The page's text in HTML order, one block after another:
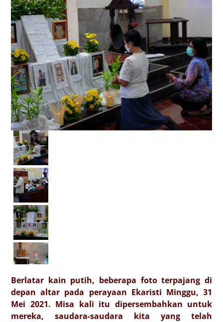
Berlatar kain putih, beberapa foto terpajang di
depan altar pada perayaan Ekaristi Minggu, 31
Mei 2021. Misa kali itu dipersembahkan untuk
mereka, saudara-saudara kita yang telah